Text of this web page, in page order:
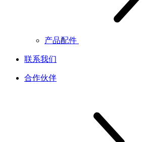
产品配件
联系我们
合作伙伴